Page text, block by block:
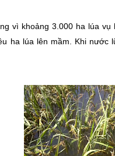
vì khoảng 3.000 ha lúa
ha lúa lên mầm. Khi